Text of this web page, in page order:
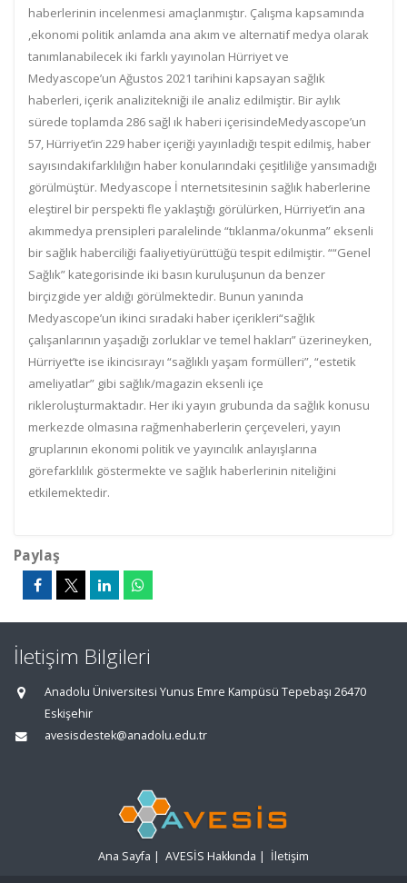
haberlerinin incelenmesi amaçlanmıştır. Çalışma kapsamında
,ekonomi politik anlamda ana akım ve alternatif medya olarak
tanımlanabilecek iki farklı yayınolan Hürriyet ve
Medyascope’un Ağustos 2021 tarihini kapsayan sağlık
haberleri, içerik analizitekniği ile analiz edilmiştir. Bir aylık
sürede toplamda 286 sağl ık haberi içerisindeMedyascope’un
57, Hürriyet’in 229 haber içeriği yayınladığı tespit edilmiş, haber
sayısındakifarklılığın haber konularındaki çeşitliliğe yansımadığı
görülmüştür. Medyascope İ nternetsitesinin sağlık haberlerine
eleştirel bir perspekti fle yaklaştığı görülürken, Hürriyet’in ana
akımmedya prensipleri paralelinde “tıklanma/okunma” eksenli
bir sağlık haberciliği faaliyetiyürüttüğü tespit edilmiştir. ““Genel
Sağlık” kategorisinde iki basın kuruluşunun da benzer
birçizgide yer aldığı görülmektedir. Bunun yanında
Medyascope’un ikinci sıradaki haber içerikleri“sağlık
çalışanlarının yaşadığı zorluklar ve temel hakları” üzerineyken,
Hürriyet’te ise ikincisırayı “sağlıklı yaşam formülleri”, “estetik
ameliyatlar” gibi sağlık/magazin eksenli içe
rikleroluşturmaktadır. Her iki yayın grubunda da sağlık konusu
merkezde olmasına rağmenhaberlerin çerçeveleri, yayın
gruplarının ekonomi politik ve yayıncılık anlayışlarına
görefarklılık göstermekte ve sağlık haberlerinin niteliğini
etkilemektedir.
Paylaş
İletişim Bilgileri
Anadolu Üniversitesi Yunus Emre Kampüsü Tepebaşı 26470
Eskişehir
avesisdestek@anadolu.edu.tr
Ana Sayfa | AVESİS Hakkında | İletişim